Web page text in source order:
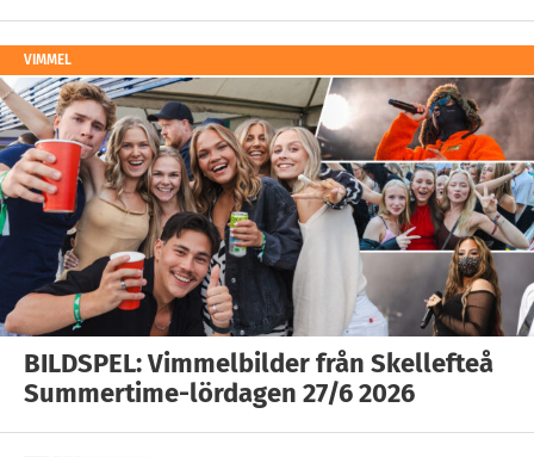
VIMMEL
BILDSPEL: Vimmelbilder från Skellefteå
Summertime-lördagen 27/6 2026